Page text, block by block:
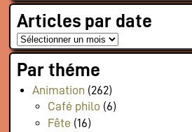
Articles par date
Par théme
Animation (262)
Café philo (6)
Fête (16)